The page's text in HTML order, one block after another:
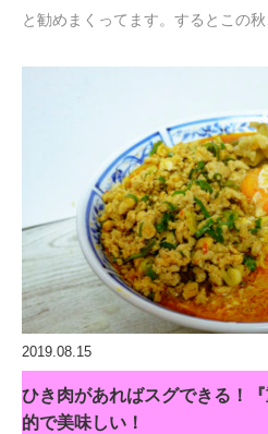
と勧めまくってます。するとこの秋
2019.08.15
ひき肉があればスグできる！
的で美味しい！